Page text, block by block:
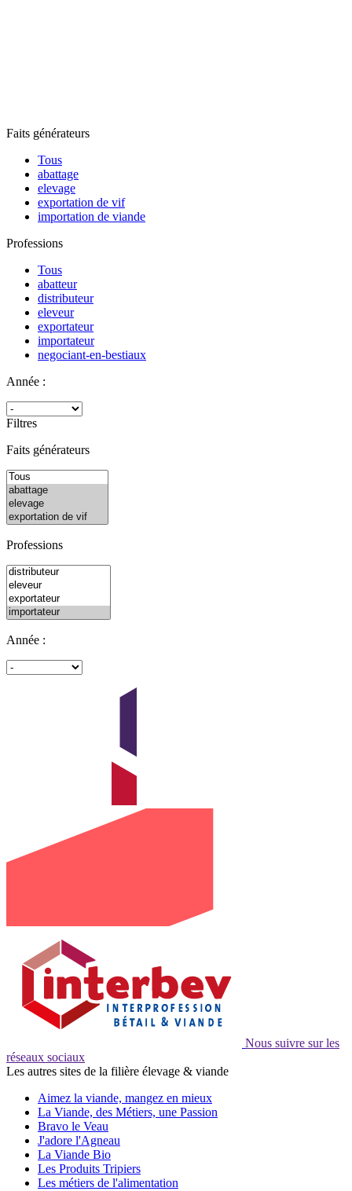
Faits générateurs
Tous
abattage
elevage
exportation de vif
importation de viande
Professions
Tous
abatteur
distributeur
eleveur
exportateur
importateur
negociant-en-bestiaux
Année :
Filtres
Faits générateurs
Professions
Année :
Nous suivre sur les
réseaux sociaux
Les autres sites de la filière élevage & viande
Aimez la viande, mangez en mieux
La Viande, des Métiers, une Passion
Bravo le Veau
J'adore l'Agneau
La Viande Bio
Les Produits Tripiers
Les métiers de l'alimentation